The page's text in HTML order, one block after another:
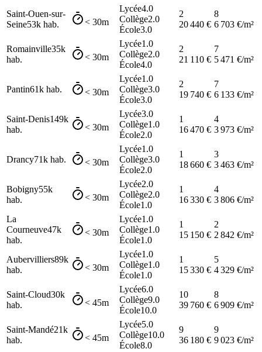
Saint-Ouen-sur-
Seine53k hab. < 30m
Lycée4.0
Collège2.0
École3.0
2
20 440 €
8
6 703 €/m²
Romainville35k
hab.
< 30m
Lycée1.0
Collège2.0
École4.0
2
21 110 €
7
5 471 €/m²
Pantin61k hab. < 30m
Lycée1.0
Collège3.0
École3.0
2
19 740 €
7
6 133 €/m²
Saint-Denis149k
hab.
< 30m
Lycée3.0
Collège1.0
École2.0
1
16 470 €
4
3 973 €/m²
Drancy71k hab. < 30m
Lycée1.0
Collège3.0
École2.0
1
18 660 €
3
3 463 €/m²
Bobigny55k
hab.
< 30m
Lycée2.0
Collège2.0
École1.0
1
16 330 €
4
3 806 €/m²
La
Courneuve47k
hab.
< 30m
Lycée1.0
Collège1.0
École1.0
1
15 150 €
2
2 842 €/m²
Aubervilliers89k
hab.
< 30m
Lycée1.0
Collège1.0
École1.0
1
15 330 €
5
4 329 €/m²
Saint-Cloud30k
hab.
< 45m
Lycée6.0
Collège9.0
École10.0
10
39 760 €
8
6 909 €/m²
Saint-Mandé21k
hab.
< 45m
Lycée5.0
Collège10.0
École8.0
9
36 180 €
9
9 023 €/m²